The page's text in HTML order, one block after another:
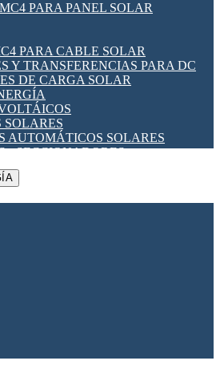
PARA PANEL SOLAR
PARA CABLE SOLAR
Y TRANSFERENCIAS PARA DC
DE CARGA SOLAR
AUTOMÁTICOS SOLARES
- SECCIONADORES
SOLAR
SPDS PARA